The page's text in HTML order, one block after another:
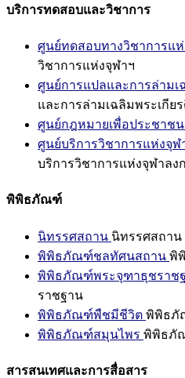
บริการทดสอบและวิชาการ
ศูนย์ทดสอบทางวิชาการแห่
วิชาการแห่งจุฬาฯ
ศูนย์การแปลและการล่ามเ
และการล่ามเฉลิมพระเกีย
ศูนย์กฎหมายเพื่อประชาชน
ศูนย์บริการวิชาการแห่งจุ
บริการวิชาการแห่งจุฬาล
พิพิธภัณฑ์
นิทรรศสถาน นิทรรศสถาน
พิพิธภัณฑ์ชลทัศนสถาน พิ
พิพิธภัณฑ์พระจุฑาธุชราช
ราชฐาน
พิพิธภัณฑ์พืชมีชีวิต พิพิธภั
พิพิธภัณฑ์สมุนไพร พิพิธภั
สารสนเทศและการสื่อสาร